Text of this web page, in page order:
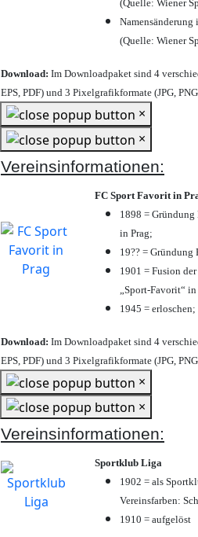
(Quelle: Wiener
(Quelle: Wiener
Download: Im Downloadpaket sind 4
EPS, PDF) und 3 Pixelgrafikformate (JPG,
×
×
Vereinsinformationen:
FC Sport Favorit in
1898 =
in Prag;
19?? = Gründung
1901 = Fusion
„Sport-Favorit“
1945 = erloschen;
Download: Im Downloadpaket sind 4
EPS, PDF) und 3 Pixelgrafikformate (JPG,
×
×
Vereinsinformationen:
Sportklub Liga
1902 = als
Vereinsfarben:
1910 = aufgelöst